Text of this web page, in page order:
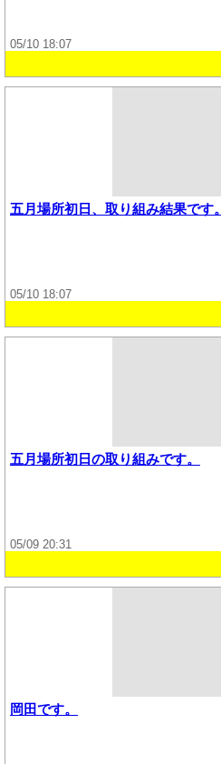
05/10 18:07
五月場所初日、取り組み結果です。
05/10 18:07
五月場所初日の取り組みです。
05/09 20:31
岡田です。